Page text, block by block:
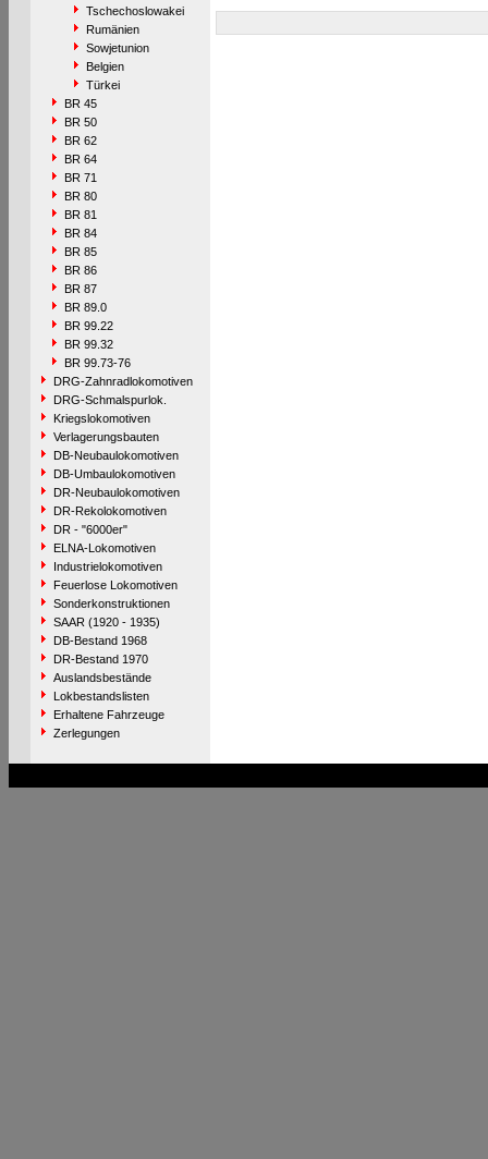
Tschechoslowakei
Rumänien
Sowjetunion
Belgien
Türkei
BR 45
BR 50
BR 62
BR 64
BR 71
BR 80
BR 81
BR 84
BR 85
BR 86
BR 87
BR 89.0
BR 99.22
BR 99.32
BR 99.73-76
DRG-Zahnradlokomotiven
DRG-Schmalspurlok.
Kriegslokomotiven
Verlagerungsbauten
DB-Neubaulokomotiven
DB-Umbaulokomotiven
DR-Neubaulokomotiven
DR-Rekolokomotiven
DR - "6000er"
ELNA-Lokomotiven
Industrielokomotiven
Feuerlose Lokomotiven
Sonderkonstruktionen
SAAR (1920 - 1935)
DB-Bestand 1968
DR-Bestand 1970
Auslandsbestände
Lokbestandslisten
Erhaltene Fahrzeuge
Zerlegungen